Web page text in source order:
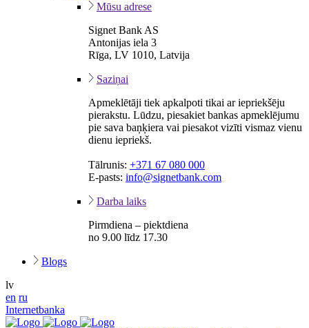
Mūsu adrese
Signet Bank AS
Antonijas iela 3
Rīga, LV 1010, Latvija
Saziņai
Apmeklētāji tiek apkalpoti tikai ar iepriekšēju
pierakstu. Lūdzu, piesakiet bankas apmeklējumu
pie sava baņķiera vai piesakot vizīti vismaz vienu
dienu iepriekš.
Tālrunis: +371 67 080 000
E-pasts: info@signetbank.com
Darba laiks
Pirmdiena – piektdiena
no 9.00 līdz 17.30
Blogs
lv
en ru
Internetbanka